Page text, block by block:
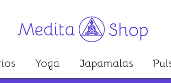
Yoga Japamalas